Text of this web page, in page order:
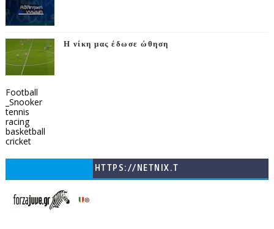
Η νίκη μας έδωσε ώθηση
Football
_Snooker
tennis
racing
basketball
cricket
HTTPS://NETNIX.T